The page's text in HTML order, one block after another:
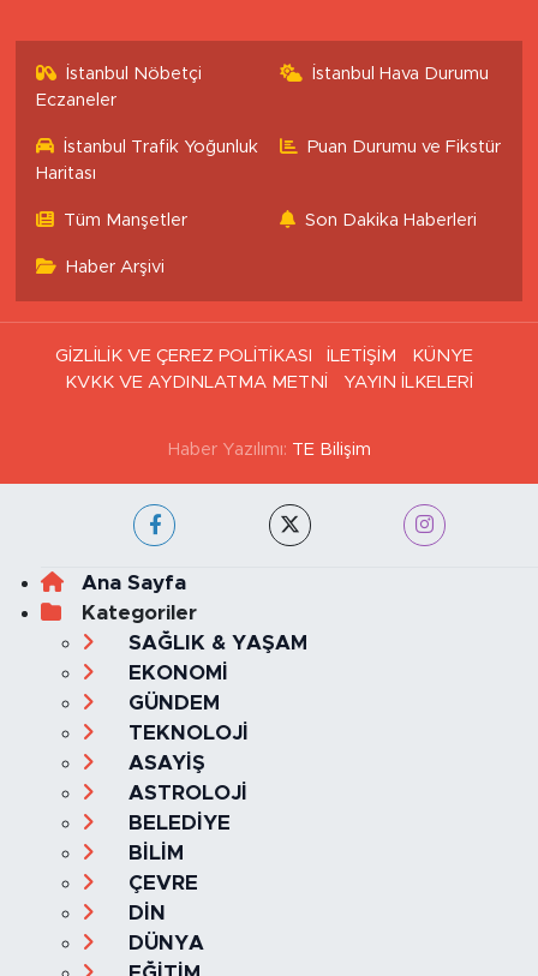
İstanbul Nöbetçi
Eczaneler
İstanbul Hava Durumu
İstanbul Trafik Yoğunluk
Haritası
Puan Durumu ve Fikstür
Tüm Manşetler Son Dakika Haberleri
Haber Arşivi
GİZLİLİK VE ÇEREZ POLİTİKASI İLETİŞİM
KÜNYE
KVKK VE AYDINLATMA METNİ
YAYIN İLKELERİ
Haber Yazılımı: TE Bilişim
Ana Sayfa
Kategoriler
SAĞLIK & YAŞAM
EKONOMİ
GÜNDEM
TEKNOLOJİ
ASAYİŞ
ASTROLOJİ
BELEDİYE
BİLİM
ÇEVRE
DİN
DÜNYA